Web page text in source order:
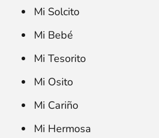
Mi Solcito
Mi Bebé
Mi Tesorito
Mi Osito
Mi Cariño
Mi Hermosa